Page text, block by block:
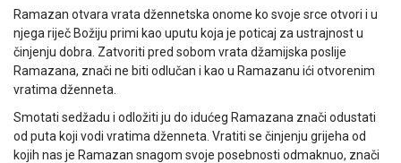
Ramazan otvara vrata džennetska onome ko svoje srce otvori i u
njega riječ Božiju primi kao uputu koja je poticaj za ustrajnost u
činjenju dobra. Zatvoriti pred sobom vrata džamijska poslije
Ramazana, znači ne biti odlučan i kao u Ramazanu ići otvorenim
vratima dženneta.
Smotati sedžadu i odložiti ju do idućeg Ramazana znači odustati
od puta koji vodi vratima dženneta. Vratiti se činjenju grijeha od
kojih nas je Ramazan snagom svoje posebnosti odmaknuo, znači